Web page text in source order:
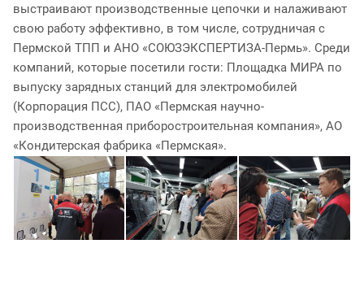
выстраивают производственные цепочки и налаживают
свою работу эффективно, в том числе, сотрудничая с
Пермской ТПП и АНО «СОЮЗЭКСПЕРТИЗА-Пермь». Среди
компаний, которые посетили гости: Площадка МИРА по
выпуску зарядных станций для электромобилей
(Корпорация ПСС), ПАО «Пермская научно-
производственная приборостроительная компания», АО
«Кондитерская фабрика «Пермская».